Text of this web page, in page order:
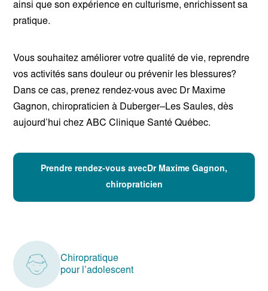
ainsi que son expérience en culturisme, enrichissent sa
pratique.
Vous souhaitez améliorer votre qualité de vie, reprendre
vos activités sans douleur ou prévenir les blessures?
Dans ce cas, prenez rendez-vous avec Dr Maxime
Gagnon, chiropraticien à Duberger–Les Saules, dès
aujourd’hui chez ABC Clinique Santé Québec.
Prendre rendez-vous avecDr Maxime Gagnon,
chiropraticien
Chiropratique
pour l’adolescent